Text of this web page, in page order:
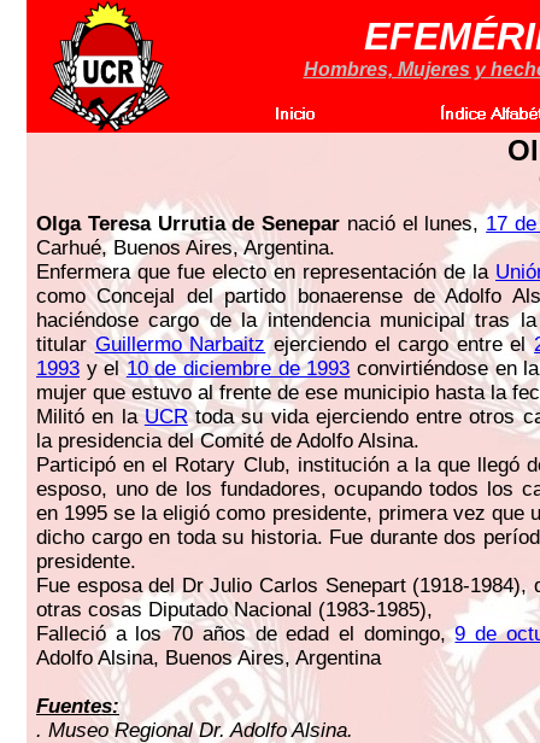
Hombres, Mujeres y
Olga Teresa Urrutia de Senepar nació el lunes, 17
Carhué, Buenos Aires, Argentina.
Enfermera que fue electo en representación de la
como Concejal del partido bonaerense de Adolfo
haciéndose cargo de la intendencia municipal tras
titular Guillermo Narbaitzejerciendo el cargo entre el
1993 y el10 de diciembre de 1993 convirtiéndose en
mujer que estuvo al frente de ese municipio hasta la
Militó en laUCRtoda su vida ejerciendo entre otros
la presidencia del Comité de Adolfo Alsina.
Participó en el Rotary Club, institución a la que llegó
esposo, uno de los fundadores, ocupando todos los
en 1995 se la eligió como presidente, primera vez que
dicho cargo en toda su historia. Fue durante dos
presidente.
Fue esposa del Dr Julio Carlos Senepart (1918-1984),
otras cosas Diputado Nacional (1983-1985),
Falleció a los 70 años de edad el domingo,9 de
Adolfo Alsina, Buenos Aires, Argentina
Fuentes:
. Museo Regional Dr. Adolfo Alsina.